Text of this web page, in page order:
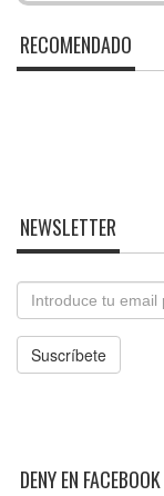
RECOMENDADO
NEWSLETTER
Email
Suscríbete
DENY EN FACEBOOK